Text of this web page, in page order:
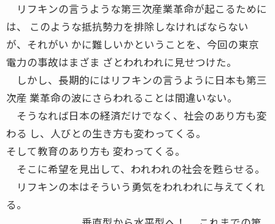
リフキンの言うような第三次産業革命が起こるために
は、 このような抵抗勢力を排除しなければならない
が、それがい かに難しいかということを、今回の東京
電力の事故はまざま ざとわれわれに見せつけた。
しかし、長期的にはリフキンの言うように日本も第三
次産 業革命の波にさらわれることは間違いない。
そうなれば日本の経済だけでなく、社会のあり方も変
わる し、人びとの生き方も変わってくる。
そして教育のあり方も 変わってくる。
そこに希望を見出して、われわれの社会を甦らせる。
リフキンの本はそういう勇気をわれわれに与えてくれ
る。